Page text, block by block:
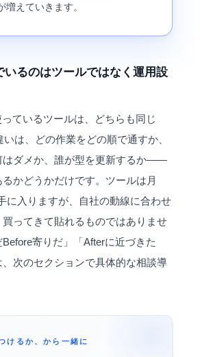
増えていきます。
いるのはツールではなく運用設
ているツールは、どちらも同じ
は、どの作業をどの順で通すか、
はダメか、誰が型を更新するか——
かどうかだけです。ツールは月
に入りますが、自社の動線に合わせ
ってきて貼れるものではありませ
寄りだ」「Afterに近づきた
次のセクションで具体的な相談導
けるか、から一緒に